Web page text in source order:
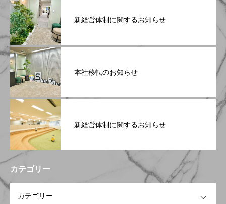
新経営体制に関するお知らせ
本社移転のお知らせ
新経営体制に関するお知らせ
カテゴリー